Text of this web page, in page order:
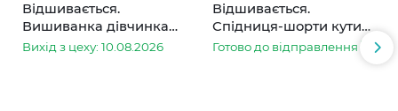
Відшивається.
Вишиванка дівчинка
колоски
Вихід з цеху: 10.08.2026
Відшивається.
Спідниця-шорти кутик
сіра в смужку
Готово до відправлення